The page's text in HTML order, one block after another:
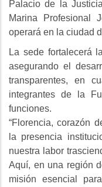
Palacio de la
Marina Profesional
operará en la ciudad
La sede fortalecerá
asegurando el
transparentes, en
integrantes de la
funciones.
“Florencia, corazón
la presencia
nuestra labor
Aquí, en una región
misión esencial